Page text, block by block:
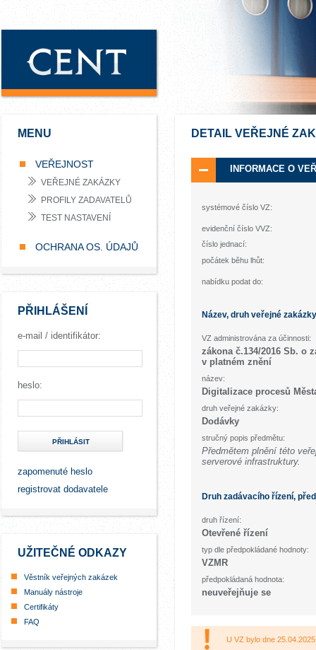
MENU
VEŘEJNOST
VEŘEJNÉ ZAKÁZKY
PROFILY ZADAVATELŮ
TEST NASTAVENÍ
OCHRANA OS. ÚDAJŮ
PŘIHLÁŠENÍ
e-mail / identifikátor:
heslo:
PŘIHLÁSIT
zapomenuté heslo
registrovat dodavatele
UŽITEČNÉ ODKAZY
Věstník veřejných zakázek
Manuály nástroje
Certifikáty
FAQ
DETAIL VEŘEJNÉ
INFORMACE O
systémové číslo VZ:
evidenční číslo VVZ:
číslo jednací:
počátek běhu lhůt:
nabídku podat do:
Název, druh veřejné
VZ administrována za účinnosti:
zákona č.134/2016 Sb. o
v platném znění
název:
Digitalizace procesů
druh veřejné zakázky:
Dodávky
stručný popis předmětu:
Předmětem plnění této
serverové infrastruktury.
Druh zadávacího řízení,
druh řízení:
Otevřené řízení
typ dle předpokládané hodnoty:
VZMR
předpokládaná hodnota:
neuveřejňuje se
U VZ bylo dne